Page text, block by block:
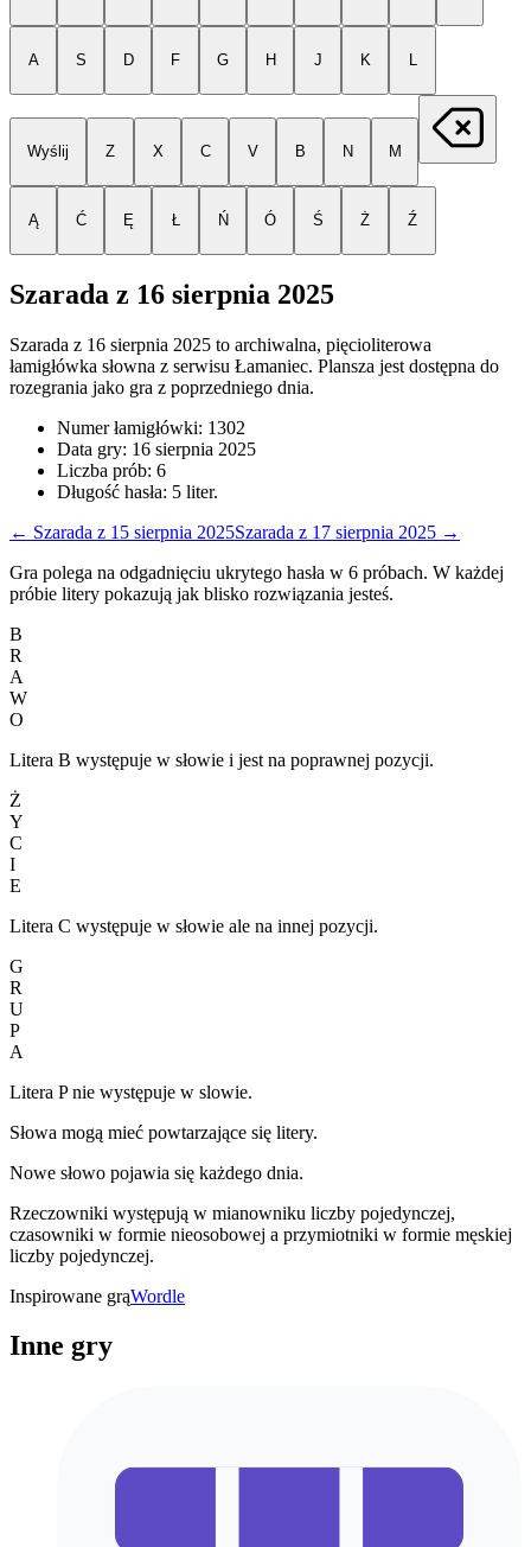
A S D F G H J K L
Wyślij Z X C V B N M
Ą Ć Ę Ł Ń Ó Ś Ż Ź
Szarada z 16 sierpnia 2025
Szarada z 16 sierpnia 2025 to archiwalna, pięcioliterowa
łamigłówka słowna z serwisu Łamaniec. Plansza jest dostępna do
rozegrania jako gra z poprzedniego dnia.
Numer łamigłówki: 1302
Data gry: 16 sierpnia 2025
Liczba prób: 6
Długość hasła: 5 liter.
← Szarada z 15 sierpnia 2025Szarada z 17 sierpnia 2025 →
Gra polega na odgadnięciu ukrytego hasła w 6 próbach. W każdej
próbie litery pokazują jak blisko rozwiązania jesteś.
B
R
A
W
O
Litera B występuje w słowie i jest na poprawnej pozycji.
Ż
Y
C
I
E
Litera C występuje w słowie ale na innej pozycji.
G
R
U
P
A
Litera P nie występuje w slowie.
Słowa mogą mieć powtarzające się litery.
Nowe słowo pojawia się każdego dnia.
Rzeczowniki występują w mianowniku liczby pojedynczej,
czasowniki w formie nieosobowej a przymiotniki w formie męskiej
liczby pojedynczej.
Inspirowane grąWordle
Inne gry